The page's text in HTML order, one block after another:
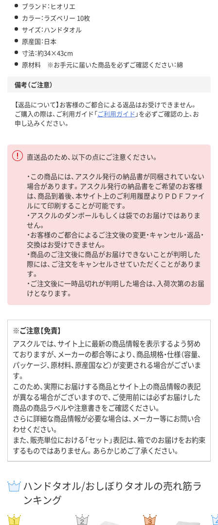
ブランド：ヒオリエ
カラー：ラズベリー 10枚
サイズ：ハンドタオル
原産国：日本
寸法：約34×43cm
原材料 ※お手元に届いた商品を必ずご確認ください：綿
備考（ご注意）
【返品について】お客様のご都合による返品はお受けできません。
ご購入の際は、ご利用ガイド「ご利用ガイド 」を必ずご確認の上、お
申し込みください。
直送品のため、以下の点にご注意ください。
・この商品には、アスクル発行の納品書が同梱されていない
場合があります。アスクル発行の納品書をご希望のお客様
は、商品到着後、本サイト上のご利用履歴よりＰＤＦファイ
ルにて印刷することが可能です。
・アスクルのダンボールもしくは袋でのお届けではありま
せん。
・お客様のご都合によるご注文後の変更・キャンセル・返品・
交換はお受けできません。
・商品のご注文後に商品がお届けできないことが判明した
際には、ご注文をキャンセルさせていただくことがありま
す。
・ご注文後に一時品切れが判明した場合は、入荷次第のお届
けとなります。
※ご注意【免責】
アスクルでは、サイト上に最新の商品情報を表示するよう努め
ておりますが、メーカーの都合等により、商品規格・仕様（容量、
パッケージ、原材料、原産国など）が変更される場合がございま
す。
このため、実際にお届けする商品とサイト上の商品情報の表記
が異なる場合がございますので、ご使用前には必ずお届けした
商品の商品ラベルや注意書きをご確認ください。
さらに詳細な商品情報が必要な場合は、メーカー等にお問い合
わせください。
また、販売単位における「セット」表記は、箱でのお届けをお約束
するものではありません。あらかじめご了承ください。
ハンドタオル/おしぼりタオルの売れ筋ラ
ンキング